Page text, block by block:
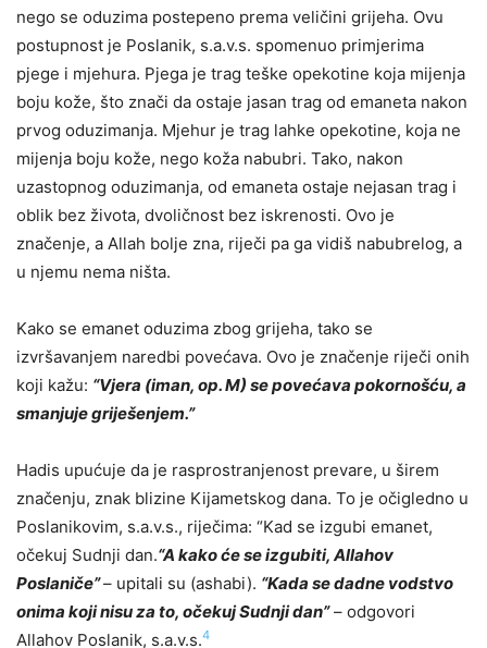
nego se oduzima postepeno prema veličini grijeha. Ovu
postupnost je Poslanik, s.a.v.s. spomenuo primjerima
pjege i mjehura. Pjega je trag teške opekotine koja mijenja
boju kože, što znači da ostaje jasan trag od emaneta nakon
prvog oduzimanja. Mjehur je trag lahke opekotine, koja ne
mijenja boju kože, nego koža nabubri. Tako, nakon
uzastopnog oduzimanja, od emaneta ostaje nejasan trag i
oblik bez života, dvoličnost bez iskrenosti. Ovo je
značenje, a Allah bolje zna, riječi pa ga vidiš nabubrelog, a
u njemu nema ništa.
Kako se emanet oduzima zbog grijeha, tako se
izvršavanjem naredbi povećava. Ovo je značenje riječi onih
koji kažu: “Vjera (iman, op. M)se povećava pokornošću, a
smanjuje griješenjem.”
Hadis upućuje da je rasprostranjenost prevare, u širem
značenju, znak blizine Kijametskog dana. To je očigledno u
Poslanikovim, s.a.v.s., riječima: “Kad se izgubi emanet,
očekuj Sudnji dan.“A kako će se izgubiti, Allahov
Poslaniče”– upitali su (ashabi). “Kada se dadne vodstvo
onima koji nisu za to, očekuj Sudnji dan”– odgovori
Allahov Poslanik, s.a.v.s.4